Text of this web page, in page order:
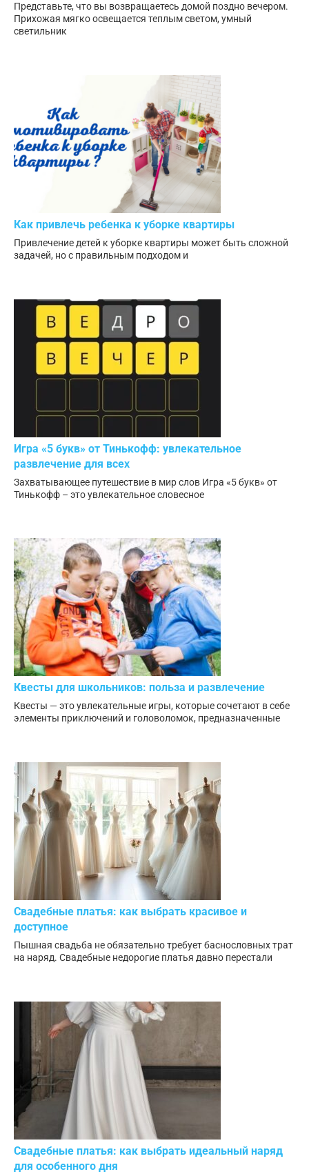
Представьте, что вы возвращаетесь домой поздно вечером.
Прихожая мягко освещается теплым светом, умный
светильник
Как привлечь ребенка к уборке квартиры
Привлечение детей к уборке квартиры может быть сложной
задачей, но с правильным подходом и
Игра «5 букв» от Тинькофф: увлекательное
развлечение для всех
Захватывающее путешествие в мир слов Игра «5 букв» от
Тинькофф – это увлекательное словесное
Квесты для школьников: польза и развлечение
Квесты — это увлекательные игры, которые сочетают в себе
элементы приключений и головоломок, предназначенные
Свадебные платья: как выбрать красивое и
доступное
Пышная свадьба не обязательно требует баснословных трат
на наряд. Свадебные недорогие платья давно перестали
Свадебные платья: как выбрать идеальный наряд
для особенного дня